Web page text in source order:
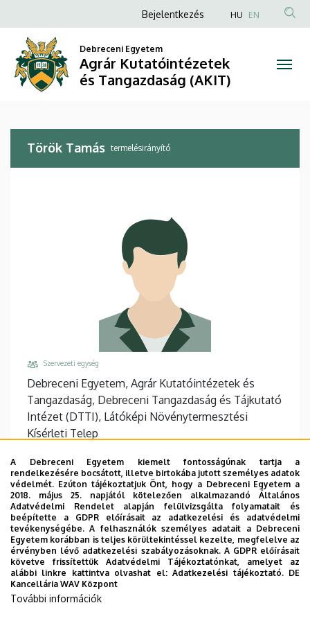
Tamás
Agrár
Kutatóintézetek
a
tartalomra
Anonim
fiók
menüje
Bejelentkezés HU EN
Debreceni Egyetem
Agrár Kutatóintézetek
és Tangazdaság (AKIT)
Török Tamás termelésirányító
Szervezeti egység
Debreceni Egyetem, Agrár Kutatóintézetek és
Tangazdaság, Debreceni Tangazdaság és Tájkutató
Intézet (DTTI), Látóképi Növénytermesztési
Kísérleti Telep
+36 52 717 954
Email
torok.tamas@agr.unideb.hu
Cím
4063 Debrecen Látóképi telep Külterület
Épület, emelet, ajtó
DTTI Farmerház (Látókép)
A Debreceni Egyetem kiemelt fontosságúnak tartja a
rendelkezésére bocsátott, illetve birtokába jutott személyes adatok
védelmét. Ezúton tájékoztatjuk Önt, hogy a Debreceni Egyetem a
2018. május 25. napjától kötelezően alkalmazandó Általános
Adatvédelmi Rendelet alapján felülvizsgálta folyamatait és
beépítette a GDPR előírásait az adatkezelési és adatvédelmi
tevékenységébe. A felhasználók személyes adatait a Debreceni
Egyetem korábban is teljes körültekintéssel kezelte, megfelelve az
érvényben lévő adatkezelési szabályozásoknak. A GDPR előírásait
követve frissítettük Adatvédelmi Tájékoztatónkat, amelyet az
alábbi linkre kattintva olvashat el:Adatkezelési tájékoztató. DE
Kancellária WAV Központ
További információk